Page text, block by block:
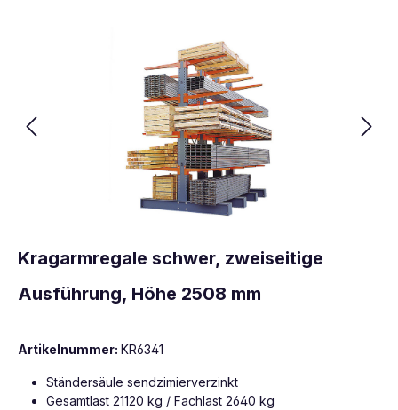
Kragarmregale schwer, zweiseitige
Ausführung, Höhe 2508 mm
Artikelnummer: KR6341
Ständersäule sendzimierverzinkt
Gesamtlast 21120 kg / Fachlast 2640 kg